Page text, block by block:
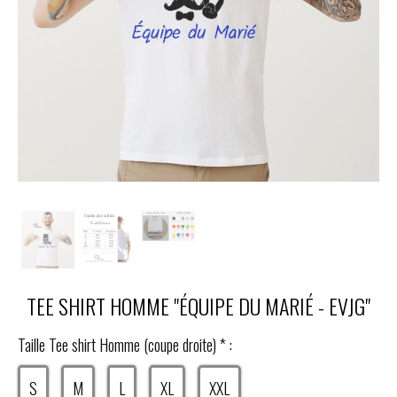
TEE SHIRT HOMME "ÉQUIPE DU MARIÉ - EVJG"
Taille Tee shirt Homme (coupe droite)*:
S
M L XL XXL